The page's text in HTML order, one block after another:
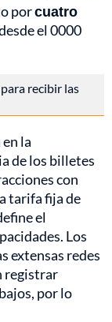
porcuatro
el 0000
para recibir las
la
de los billetes
con
tarifa fija de
el
Los
extensas redes
registrar
por lo